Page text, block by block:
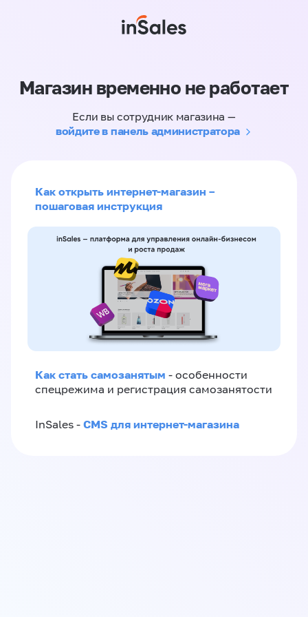
Магазин временно не работает
Если вы сотрудник магазина —
войдите в панель администратора
Как открыть интернет-магазин –
пошаговая инструкция
Как стать самозанятым - особенности
спецрежима и регистрация самозанятости
InSales - CMS для интернет-магазина